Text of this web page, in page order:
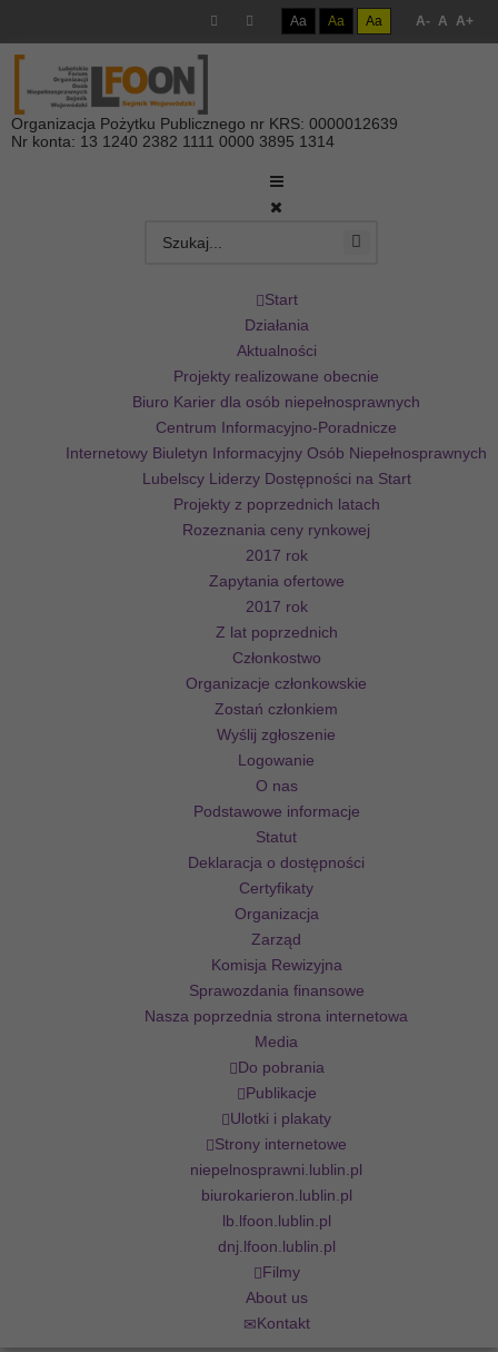
Aa Aa Aa A- A A+
Organizacja Pożytku Publicznego nr KRS: 0000012639
Nr konta: 13 1240 2382 1111 0000 3895 1314
Start
Działania
Aktualności
Projekty realizowane obecnie
Biuro Karier dla osób niepełnosprawnych
Centrum Informacyjno-Poradnicze
Internetowy Biuletyn Informacyjny Osób Niepełnosprawnych
Lubelscy Liderzy Dostępności na Start
Projekty z poprzednich latach
Rozeznania ceny rynkowej
2017 rok
Zapytania ofertowe
2017 rok
Z lat poprzednich
Członkostwo
Organizacje członkowskie
Zostań członkiem
Wyślij zgłoszenie
Logowanie
O nas
Podstawowe informacje
Statut
Deklaracja o dostępności
Certyfikaty
Organizacja
Zarząd
Komisja Rewizyjna
Sprawozdania finansowe
Nasza poprzednia strona internetowa
Media
Do pobrania
Publikacje
Ulotki i plakaty
Strony internetowe
niepelnosprawni.lublin.pl
biurokarieron.lublin.pl
lb.lfoon.lublin.pl
dnj.lfoon.lublin.pl
Filmy
About us
Kontakt